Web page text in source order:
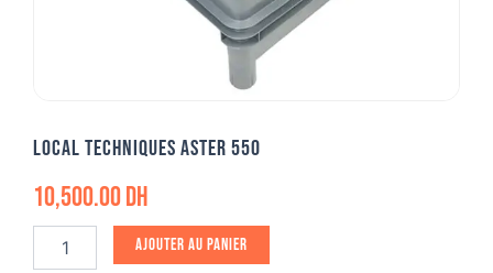
Local techniques aster 550
10,500.00DH
Ajouter au panier